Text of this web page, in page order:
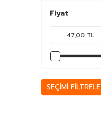
Fiyat
SEÇIMI FILTRELE